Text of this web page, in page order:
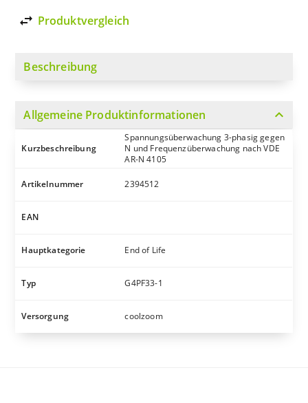
import_export Produktvergleich
Beschreibung
Allgemeine Produktinformationen expand_more
Kurzbeschreibung
Spannungsüberwachung 3-phasig gegen
N und Frequenzüberwachung nach VDE
AR-N 4105
Artikelnummer 2394512
EAN
Hauptkategorie End of Life
Typ G4PF33-1
Versorgung coolzoom